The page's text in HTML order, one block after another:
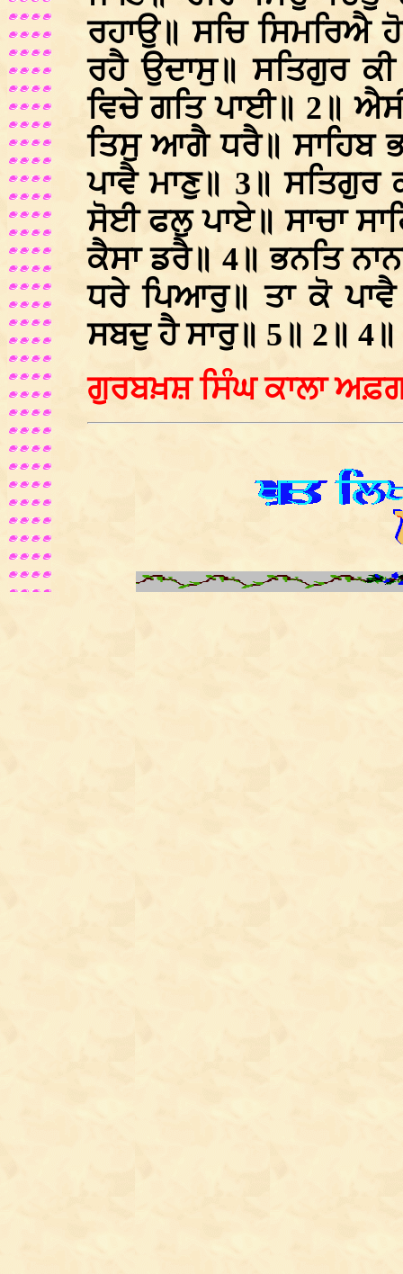
ਰਹਾਉ॥ ਸਚਿ ਸਿਮਰਿਐ
ਰਹੈ ਉਦਾਸੁ॥ ਸਤਿਗੁਰ
ਵਿਚੇ ਗਤਿ ਪਾਈ॥ 2॥
ਤਿਸੁ ਆਗੈ ਧਰੈ॥ ਸਾਹਿਬ
ਪਾਵੈ ਮਾਣੁ॥ 3॥ ਸਤਿਗੁਰ
ਸੋਈ ਫਲੁ ਪਾਏ॥ ਸਾਚਾ
ਕੈਸਾ ਡਰੈ॥ 4॥ ਭਨਤਿ
ਧਰੇ ਪਿਆਰੁ॥ ਤਾ ਕੋ
ਸਬਦੁ ਹੈ ਸਾਰੁ॥ 5॥ 2॥ 4॥
ਗੁਰਬਖ਼ਸ਼ ਸਿੰਘ ਕਾਲਾ